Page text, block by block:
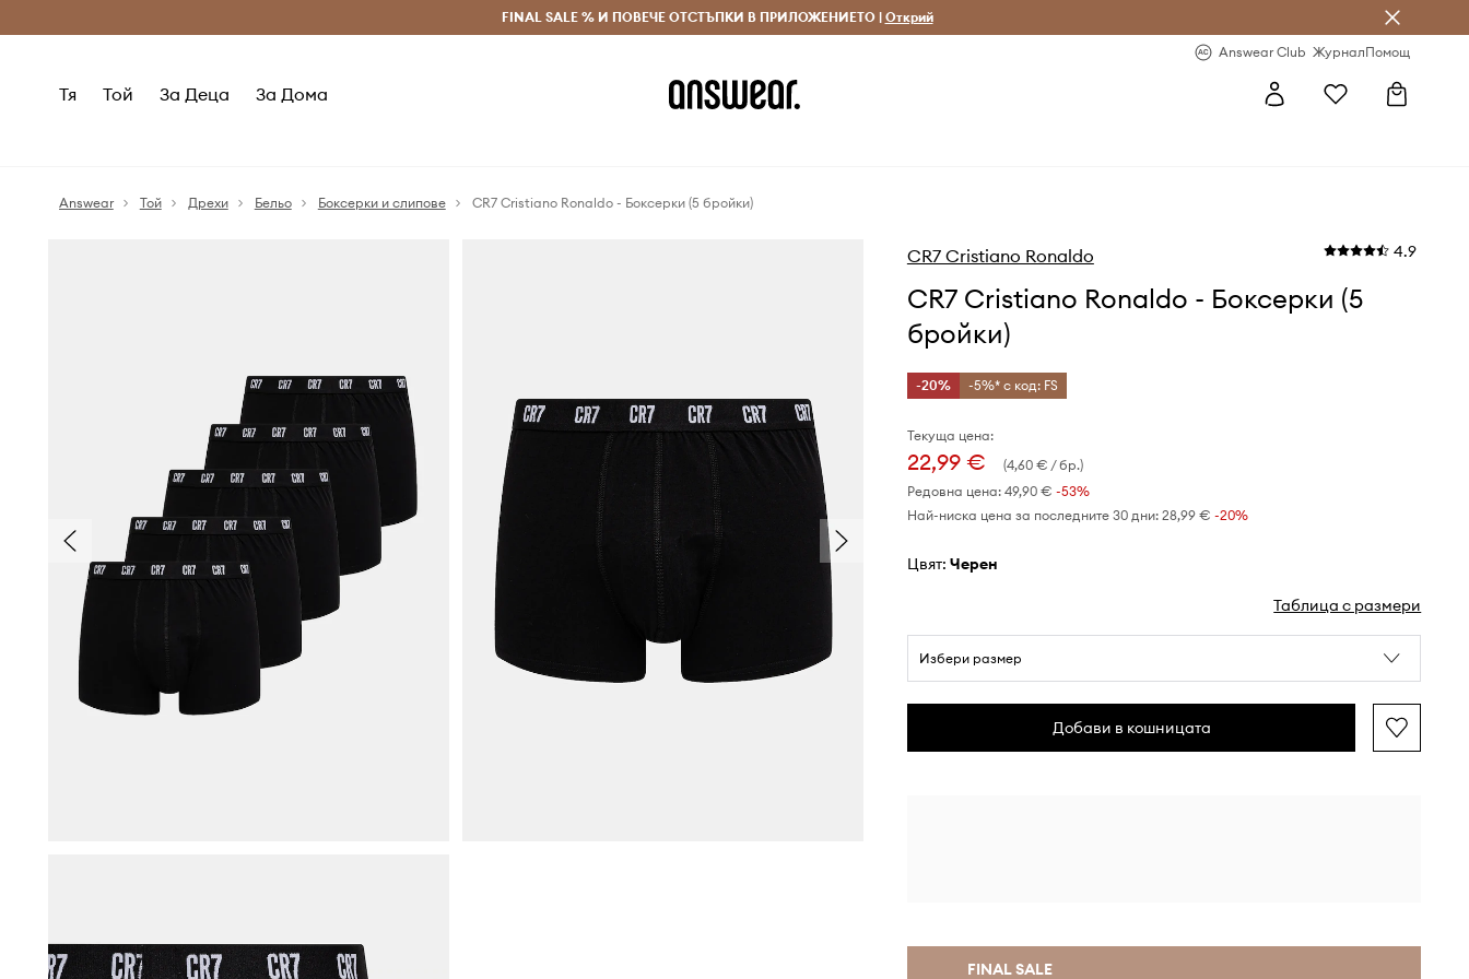
Безплатни доставка и връщане за поръчки над 70 EUR Доставка 1-5 дни
FINAL SALE % И ПОВЕЧЕ ОТСТЪПКИ В ПРИЛОЖЕНИЕТО | Открий
Answear Club ЖурналПомощ
Тя Той За Деца За Дома
Answear Той Дрехи Бельо Боксерки и слипове CR7 Cristiano Ronaldo - Боксерки (5 бройки)
CR7 Cristiano Ronaldo 4.9
CR7 Cristiano Ronaldo - Боксерки (5
бройки)
-20% -5%* с код: FS
Текуща цена:
22,99 €
(4,60 € / бр.)
Редовна цена: 49,90 € -53%
Най-ниска цена за последните 30 дни: 28,99 € -20%
Цвят: черен
Таблица с размери
Избери размер
Добави в кошницата
FINAL SALE